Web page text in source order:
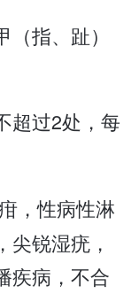
（指、趾）
超过2处，每
，性病性淋
尖锐湿疣，
疾病，不合